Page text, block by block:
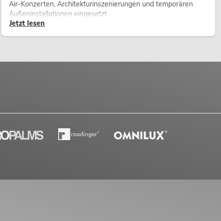
Air-Konzerten, Architekturinszenierungen und temporären
Außeninstallationen eingesetzt.
Jetzt lesen